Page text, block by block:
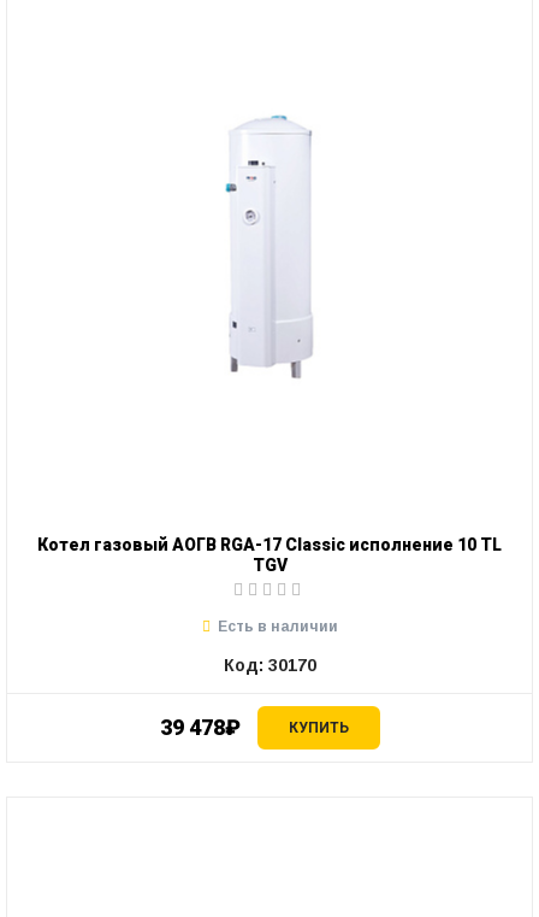
Котел газовый АОГВ RGA-17 Classic исполнение 10 TL
TGV
39 478₽ КУПИТЬ
Есть в наличии
Код: 30170